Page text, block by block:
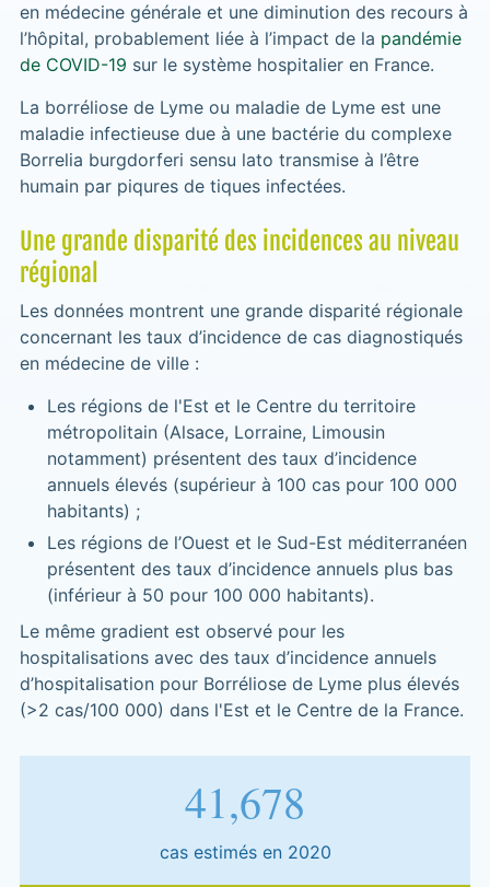
en médecine générale et une diminution des recours à
l’hôpital, probablement liée à l’impact de la pandémie
de COVID-19 sur le système hospitalier en France.
La borréliose de Lyme ou maladie de Lyme est une
maladie infectieuse due à une bactérie du complexe
Borrelia burgdorferi sensu lato transmise à l’être
humain par piqures de tiques infectées.
Une grande disparité des incidences au niveau
régional
Les données montrent une grande disparité régionale
concernant les taux d’incidence de cas diagnostiqués
en médecine de ville :
Les régions de l'Est et le Centre du territoire
métropolitain (Alsace, Lorraine, Limousin
notamment) présentent des taux d’incidence
annuels élevés (supérieur à 100 cas pour 100 000
habitants) ;
Les régions de l’Ouest et le Sud-Est méditerranéen
présentent des taux d’incidence annuels plus bas
(inférieur à 50 pour 100 000 habitants).
Le même gradient est observé pour les
hospitalisations avec des taux d’incidence annuels
d’hospitalisation pour Borréliose de Lyme plus élevés
(>2 cas/100 000) dans l'Est et le Centre de la France.
50,055
cas estimés en 2020